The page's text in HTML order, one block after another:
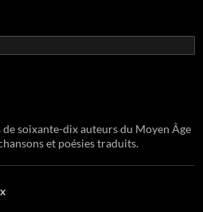
soixante-dix auteurs du Moyen Âge
et poésies traduits.